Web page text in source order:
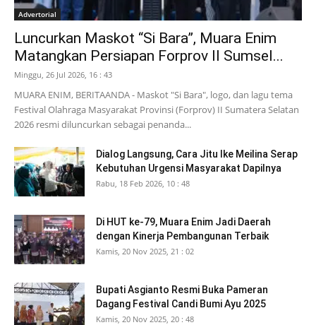
Advertorial
Luncurkan Maskot “Si Bara”, Muara Enim
Matangkan Persiapan Forprov II Sumsel...
Minggu, 26 Jul 2026, 16 : 43
MUARA ENIM, BERITAANDA - Maskot "Si Bara", logo, dan lagu tema
Festival Olahraga Masyarakat Provinsi (Forprov) II Sumatera Selatan
2026 resmi diluncurkan sebagai penanda...
Dialog Langsung, Cara Jitu Ike Meilina Serap
Kebutuhan Urgensi Masyarakat Dapilnya
Rabu, 18 Feb 2026, 10 : 48
Di HUT ke-79, Muara Enim Jadi Daerah
dengan Kinerja Pembangunan Terbaik
Kamis, 20 Nov 2025, 21 : 02
Bupati Asgianto Resmi Buka Pameran
Dagang Festival Candi Bumi Ayu 2025
Kamis, 20 Nov 2025, 20 : 48